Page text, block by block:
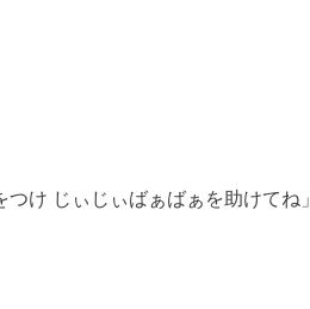
け じぃじぃばぁばぁを助けてね」